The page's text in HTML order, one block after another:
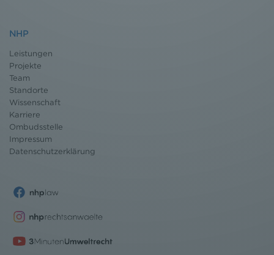
NHP
Leistungen
Projekte
Team
Standorte
Wissenschaft
Karriere
Ombudsstelle
Impressum
Datenschutzerklärung